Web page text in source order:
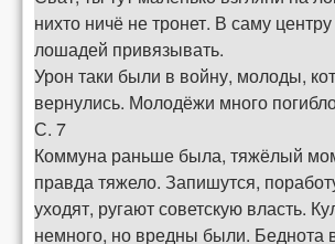
нихто ничё не тронет. В саму
лошадей привязывать.
Урон таки были в войну, молоды,
вернулись. Молодёжи много
С. 7
Коммуна раньше была, тяжёлый
правда тяжело. Запишутся,
уходят, ругают советскую власть.
немного, но вредны были. Беднота